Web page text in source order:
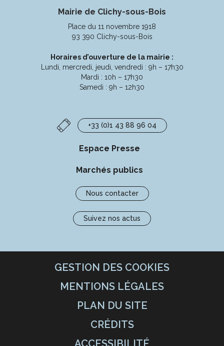
le
compte
Facebook
le
compte
Instagram
le
compte
Linkedin
la
chaîne
Youtube
Mairie de Clichy-sous-Bois
Place du 11 novembre 1918
93 390 Clichy-sous-Bois
Horaires d’ouverture de la mairie :
Lundi, mercredi, jeudi, vendredi : 9h – 17h30
Mardi : 10h – 17h30
Samedi : 9h – 12h30
+33 (0)1 43 88 96 04
Espace Presse
Marchés publics
Nous contacter
Suivez nos actus
GESTION DES COOKIES
MENTIONS LÉGALES
PLAN DU SITE
CRÉDITS
ACCESSIBILITÉ